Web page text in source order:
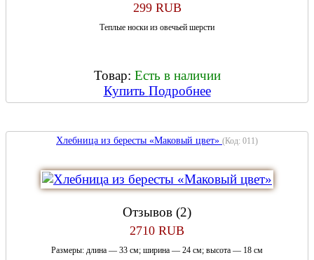
299 RUB
Теплые носки из овечьей шерсти
Товар: Есть в наличии
Купить Подробнее
Хлебница из бересты «Маковый цвет» (Код: 011)
Отзывов (2)
2710 RUB
Размеры: длина — 33 см; ширина — 24 см; высота — 18 см